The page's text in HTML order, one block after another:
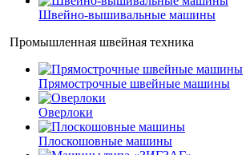
Швейно-вышивальные машины
Промышленная швейная техника
Прямострочные швейные машины
Оверлоки
Плоскошовные машины